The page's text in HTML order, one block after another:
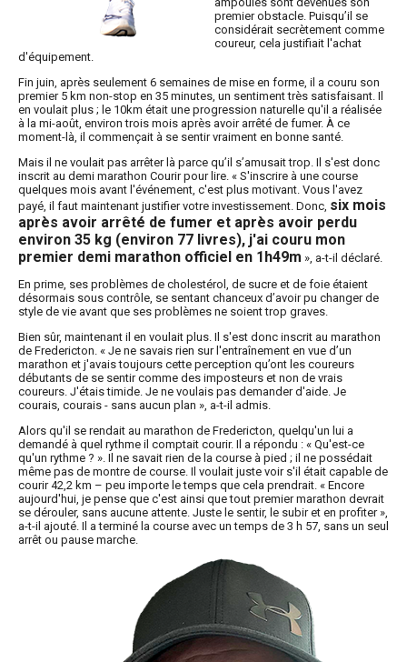
premier obstacle. Puisqu’il se
considérait secrètement comme
coureur, cela justifiait l'achat
d'équipement.
Fin juin, après seulement 6 semaines de mise en forme, il a couru son
premier 5 km non-stop en 35 minutes, un sentiment très satisfaisant. Il
en voulait plus ; le 10km était une progression naturelle qu'il a réalisée
à la mi-août, environ trois mois après avoir arrêté de fumer. À ce
moment-là, il commençait à se sentir vraiment en bonne santé.
Mais il ne voulait pas arrêter là parce qu’il s’amusait trop. Il s'est donc
inscrit au demi marathon Courir pour lire. « S'inscrire à une course
quelques mois avant l'événement, c'est plus motivant. Vous l'avez
payé, il faut maintenant justifier votre investissement. Donc, six mois
après avoir arrêté de fumer et après avoir perdu
environ 35 kg (environ 77 livres), j'ai couru mon
premier demi marathon officiel en 1h49m », a-t-il déclaré.
En prime, ses problèmes de cholestérol, de sucre et de foie étaient
désormais sous contrôle, se sentant chanceux d’avoir pu changer de
style de vie avant que ses problèmes ne soient trop graves.
Bien sûr, maintenant il en voulait plus. Il s'est donc inscrit au marathon
de Fredericton. « Je ne savais rien sur l'entraînement en vue d’un
marathon et j'avais toujours cette perception qu’ont les coureurs
débutants de se sentir comme des imposteurs et non de vrais
coureurs. J'étais timide. Je ne voulais pas demander d'aide. Je
courais, courais - sans aucun plan », a-t-il admis.
Alors qu'il se rendait au marathon de Fredericton, quelqu'un lui a
demandé à quel rythme il comptait courir. Il a répondu : « Qu'est-ce
qu'un rythme ? ». Il ne savait rien de la course à pied ; il ne possédait
même pas de montre de course. Il voulait juste voir s'il était capable de
courir 42,2 km – peu importe le temps que cela prendrait. « Encore
aujourd'hui, je pense que c'est ainsi que tout premier marathon devrait
se dérouler, sans aucune attente. Juste le sentir, le subir et en profiter »,
a-t-il ajouté. Il a terminé la course avec un temps de 3 h 57, sans un seul
arrêt ou pause marche.